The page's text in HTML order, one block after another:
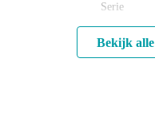
Serie
Bekijk alle